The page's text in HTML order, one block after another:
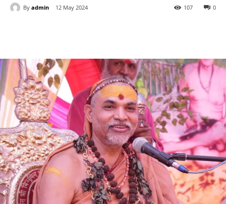
By admin 12 May 2024 0
107